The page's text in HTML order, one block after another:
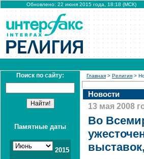
Обновлено: 22 июня 2015 года, 18:18 (МСК)
Поиск по сайту:
Памятные даты
2015
Главная > Религия >
Новости
13 мая 2008
Во